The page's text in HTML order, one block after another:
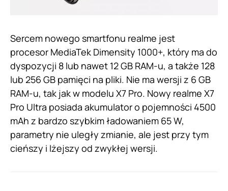
Sercem nowego smartfonu realme jest
procesor MediaTek Dimensity 1000+, który ma do
dyspozycji 8 lub nawet 12 GB RAM-u, a także 128
lub 256 GB pamięci na pliki. Nie ma wersji z 6 GB
RAM-u, tak jak w modelu X7 Pro. Nowy realme X7
Pro Ultra posiada akumulator o pojemności 4500
mAh z bardzo szybkim ładowaniem 65 W,
parametry nie uległy zmianie, ale jest przy tym
cieńszy i lżejszy od zwykłej wersji.